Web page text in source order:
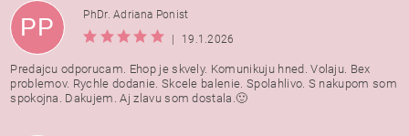
PP
PhDr. Adriana Ponist
|
19.1.2026
Predajcu odporucam. Ehop je skvely. Komunikuju hned. Volaju. Bex
problemov. Rychle dodanie. Skcele balenie. Spolahlivo. S nakupom som
spokojna. Dakujem. Aj zlavu som dostala.🙂